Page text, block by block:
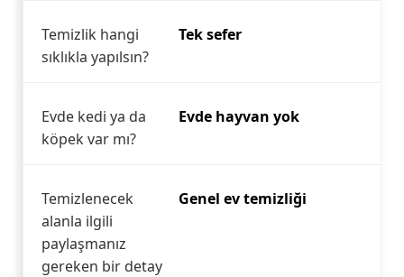
Temizlik hangi
sıklıkla yapılsın?
Tek sefer
Evde kedi ya da
köpek var mı?
Evde hayvan yok
Temizlenecek
alanla ilgili
paylaşmanız
gereken bir detay
Genel ev temizliği